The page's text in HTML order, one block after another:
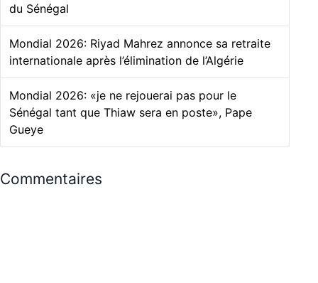
du Sénégal
Mondial 2026: Riyad Mahrez annonce sa retraite
internationale après l’élimination de l’Algérie
Mondial 2026: «je ne rejouerai pas pour le
Sénégal tant que Thiaw sera en poste», Pape
Gueye
Commentaires